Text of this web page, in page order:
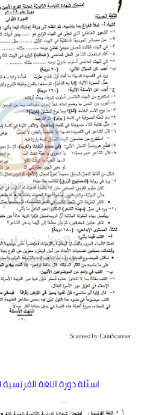
اسئلة دورة اللغة الفرنسية 2019 دورة اولى